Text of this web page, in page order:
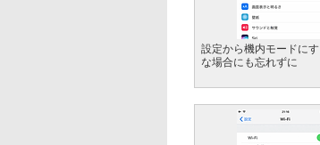
設定から機内モードに
な場合にも忘れずに